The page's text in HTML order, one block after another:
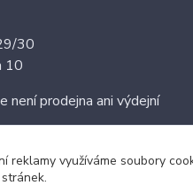
30
10
není prodejna ani výdejní
využíváme soubory